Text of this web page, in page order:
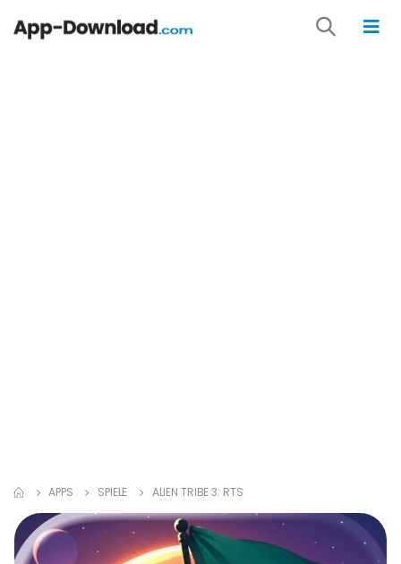
APPS SPIELE ALIEN TRIBE 3: RTS